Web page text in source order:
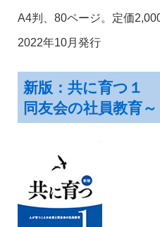
A4判、80ページ。定価
2022年10月発行
新版：共に育つ１
同友会の社員教育～